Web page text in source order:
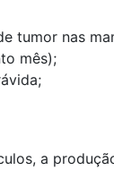
tumor nas
mês);
a